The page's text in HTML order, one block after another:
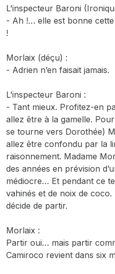
L’inspecteur Baroni
- Ah !… elle est bonne
!
Morlaix (déçu) :
- Adrien n’en faisait jamais.
L’inspecteur Baroni :
- Tant mieux. Profitez-en
allez être à la gamelle.
se tourne vers Dorothée)
allez être confondu par la
raisonnement. Madame
des années en prévision
médiocre… Et pendant ce
vahinés et de noix de
décide de partir.
Morlaix :
Partir oui… mais partir
Camiroco revient dans six